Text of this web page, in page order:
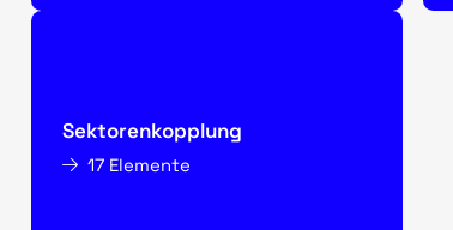
Sektorenkopplung
17 Elemente